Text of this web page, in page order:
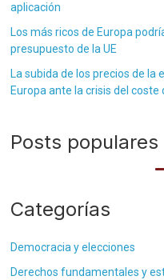
aplicación
Los más ricos de Europa
presupuesto de la UE
La subida de los precios de la
Europa ante la crisis del coste
Posts populares
Categorías
Democracia y elecciones
Derechos fundamentales y